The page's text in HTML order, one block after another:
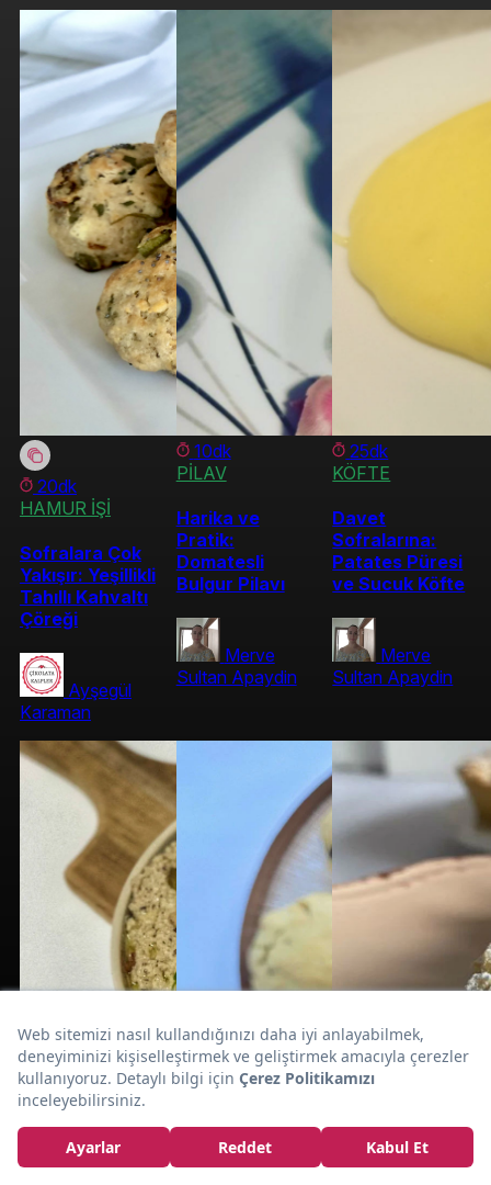
Yolu:Lavaştan
Lahmacun Tarifi
20dk
HAMUR İŞİ
Sofralara Çok
Yakışır: Yeşillikli
Tahıllı Kahvaltı
Çöreği
Ayşegül
Karaman
10dk
PİLAV
Harika ve
Pratik:
Domatesli
Bulgur Pilavı
Merve
Sultan Apaydin
25dk
KÖFTE
Davet
Sofralarına:
Patates Püresi
ve Sucuk Köfte
Merve
Sultan Apaydin